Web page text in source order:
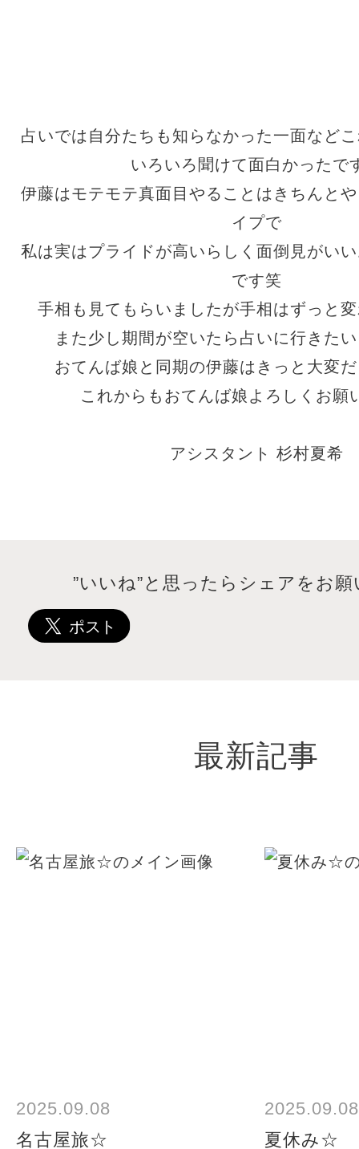
占いでは自分たちも知らなかった一面など
いろいろ聞けて面白かったで
伊藤はモテモテ真面目やることはきちんと
イプで
私は実はプライドが高いらしく面倒見がい
です笑
手相も見てもらいましたが手相はずっと
また少し期間が空いたら占いに行きた
おてんば娘と同期の伊藤はきっと大変
これからもおてんば娘よろしくお願
アシスタント 杉村夏希
”いいね”と思ったらシェアをお
最新記事
2025.09.08
名古屋旅☆
2025.09.08
夏休み☆